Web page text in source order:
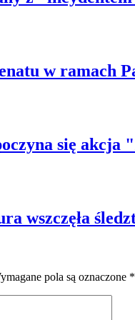
w ramach
się akcja
wszczęła
pola są oznaczone *